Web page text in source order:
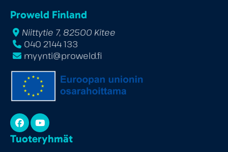
Proweld Finland
Niittytie 7, 82500 Kitee
040 2144 133
myynti@proweld.fi
Facebook
YouTube
Tuoteryhmät